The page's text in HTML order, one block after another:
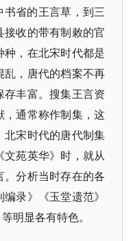
省的王言草，到三
收的带有制敕的官
，在北宋时代都是
，唐代的档案不再
丰富。搜集王言资
通常称作制集，这
宋时代的唐代制集
苑英华》时，就从
分析当时存在的各
录》《玉堂遗范》
明显各有特色。